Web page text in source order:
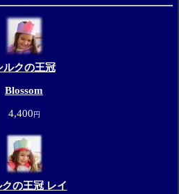
ルクの王冠
Blossom
4,400円
クの王冠 レイ